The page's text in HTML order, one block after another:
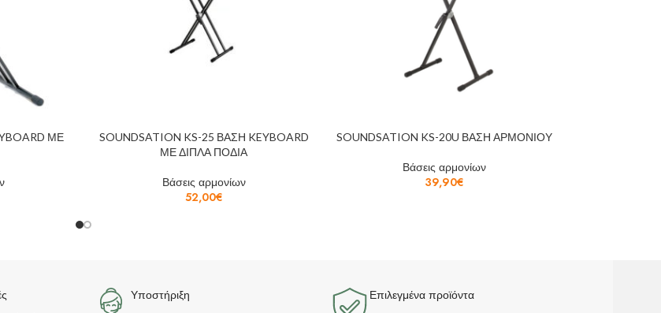
ΜΕ
SOUNDSATION KS-25 ΒΑΣΗ KEYBOARD
ΜΕ ΔΙΠΛΑ ΠΟΔΙΑ
Βάσεις αρμονίων
52,00€
SOUNDSATION KS-20U ΒΑΣΗ ΑΡΜΟΝΙΟΥ
Βάσεις αρμονίων
39,90€
Υποστήριξη Επιλεγμένα προϊόντα​